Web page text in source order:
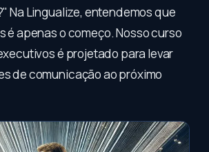
Na Lingualize, entendemos que
é apenas o começo. Nosso curso
é projetado para levar
de comunicação ao próximo